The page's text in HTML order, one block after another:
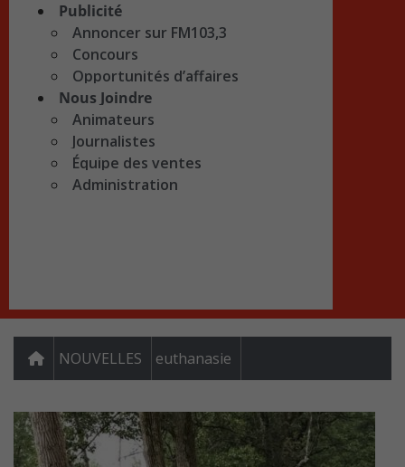
Publicité
Annoncer sur FM103,3
Concours
Opportunités d’affaires
Nous Joindre
Animateurs
Journalistes
Équipe des ventes
Administration
NOUVELLES euthanasie